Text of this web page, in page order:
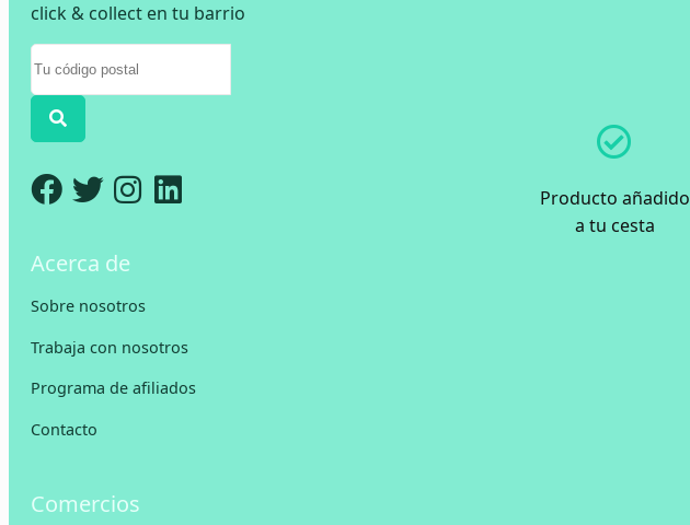
click & collect en tu barrio
Acerca de
Sobre nosotros
Trabaja con nosotros
Programa de afiliados
Contacto
Comercios
Producto añadido
a tu cesta